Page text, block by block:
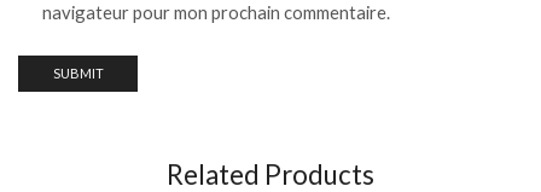
navigateur pour mon prochain commentaire.
Related Products